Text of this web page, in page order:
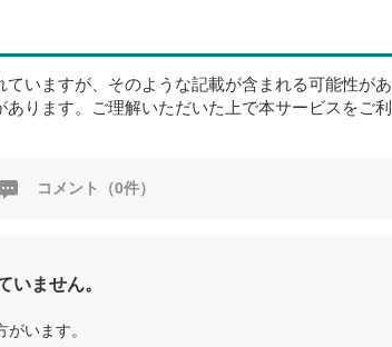
いますが、そのような記載が含まれる可能性があ
ります。ご理解いただいた上で本サービスをご利
コメント（0件）
ません。
います。